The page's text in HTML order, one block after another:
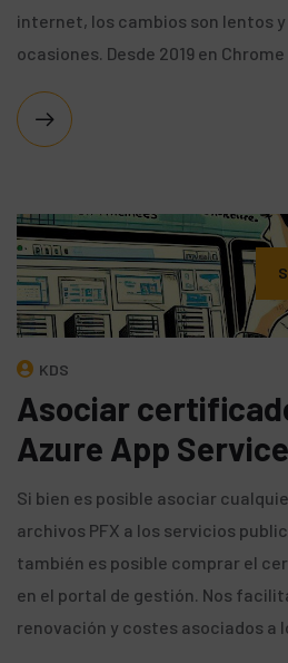
internet, los cambios son lentos
ocasiones. Desde 2019 en Chrome
KDS
Asociar
Azure App Service
Si bien es posible asociar
archivos PFX a los servicios
también es posible comprar el
en el portal de gestión. Nos
renovación y costes asociados a